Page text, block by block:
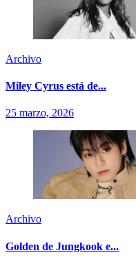
Archivo
Miley Cyrus está de...
25 marzo, 2026
Archivo
Golden de Jungkook e...